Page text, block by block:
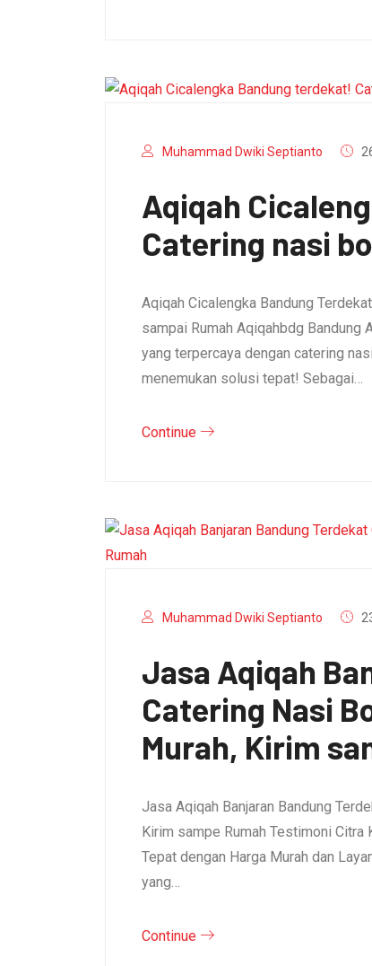
Muhammad Dwiki Septianto
Aqiqah
Catering nasi
Aqiqah Cicalengka Bandung
sampai Rumah Aqiqahbdg Bandung
yang terpercaya dengan catering
menemukan solusi tepat! Sebagai…
Continue
Muhammad Dwiki Septianto
Jasa Aqiqah
Catering Nasi
Murah, Kirim
Jasa Aqiqah Banjaran Bandung
Kirim sampe Rumah Testimoni Citra
Tepat dengan Harga Murah dan
yang…
Continue